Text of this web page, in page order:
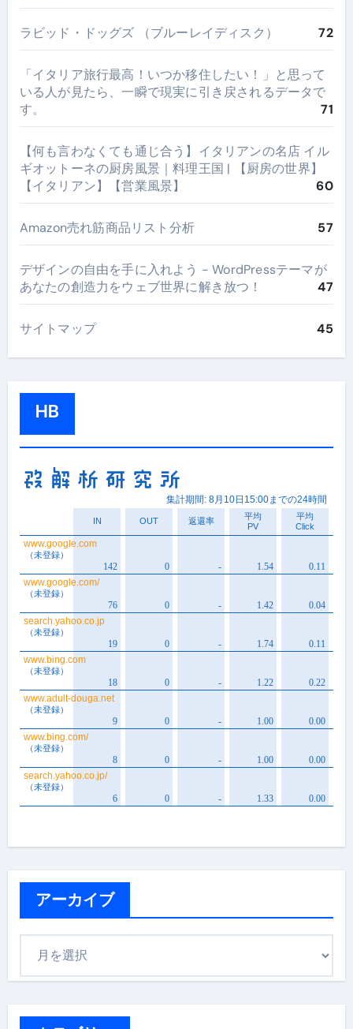
ラビッド・ドッグズ （ブルーレイディスク） 72
​「イタリア旅行最高！いつか移住したい！」と思って
いる人が見たら、一瞬で現実に引き戻されるデータで
す。
71
【何も言わなくても通じ合う】イタリアンの名店 イル
ギオットーネの厨房風景｜料理王国 | 【厨房の世界】
【イタリアン】【営業風景】
60
Amazon売れ筋商品リスト分析 57
デザインの自由を手に入れよう - WordPressテーマが
あなたの創造力をウェブ世界に解き放つ！
47
サイトマップ 45
HB
アーカイブ